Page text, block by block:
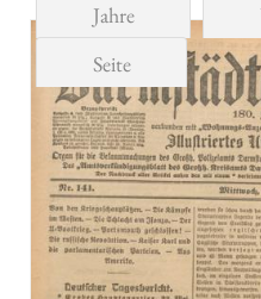
Jahre
Seite